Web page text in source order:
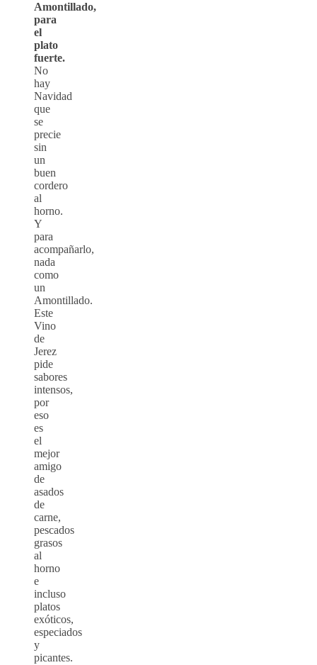
Amontillado,
para
el
plato
fuerte.
No
hay
Navidad
que
se
precie
sin
un
buen
cordero
al
horno.
Y
para
acompañarlo,
nada
como
un
Amontillado.
Este
Vino
de
Jerez
pide
sabores
intensos,
por
eso
es
el
mejor
amigo
de
asados
de
carne,
pescados
grasos
al
horno
e
incluso
platos
exóticos,
especiados
y
picantes.